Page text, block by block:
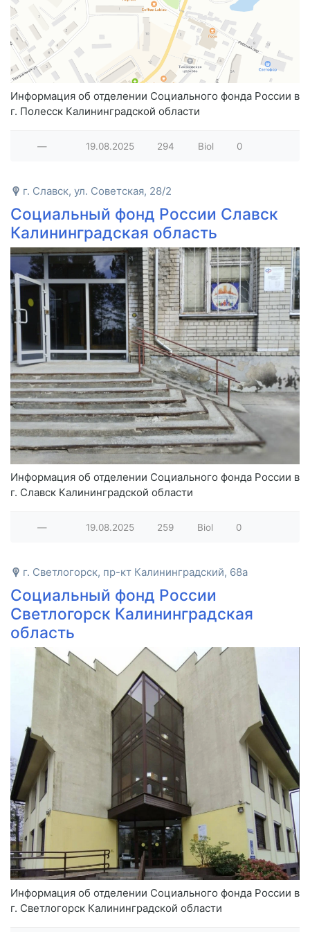
Информация об отделении Социального фонда России в
г. Полесск Калининградской области
— 19.08.2025 294 Biol 0
г. Славск, ул. Советская, 28/2
Социальный фонд России Славск
Калининградская область
Информация об отделении Социального фонда России в
г. Славск Калининградской области
— 19.08.2025 259 Biol 0
г. Светлогорск, пр-кт Калининградский, 68а
Социальный фонд России
Светлогорск Калининградская
область
Информация об отделении Социального фонда России в
г. Светлогорск Калининградской области